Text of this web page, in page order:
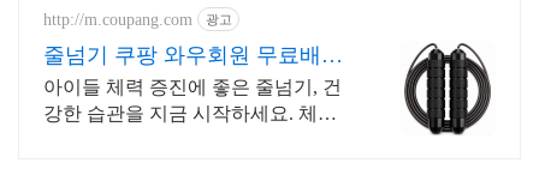
http://m.coupang.com 광고
줄넘기 쿠팡 와우회원 무료배송
으로
아이들 체력 증진에 좋은 줄넘기, 건
강한 습관을 지금 시작하세요. 체중